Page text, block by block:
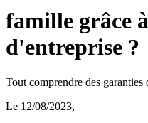
famille grâce
d'entreprise ?
Tout comprendre des
Le 12/08/2023,